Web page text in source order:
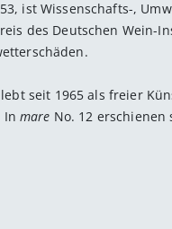
ist Wissenschafts-,
des Deutschen Wein-
lebt seit 1965 als freier
Inmare No. 12 erschienen